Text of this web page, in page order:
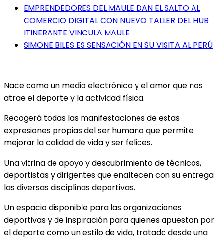
EMPRENDEDORES DEL MAULE DAN EL SALTO AL
COMERCIO DIGITAL CON NUEVO TALLER DEL HUB
ITINERANTE VINCULA MAULE
SIMONE BILES ES SENSACIÓN EN SU VISITA AL PERÚ
Nace como un medio electrónico y el amor que nos
atrae el deporte y la actividad física.
Recogerá todas las manifestaciones de estas
expresiones propias del ser humano que permite
mejorar la calidad de vida y ser felices.
Una vitrina de apoyo y descubrimiento de técnicos,
deportistas y dirigentes que enaltecen con su entrega
las diversas disciplinas deportivas.
Un espacio disponible para las organizaciones
deportivas y de inspiración para quienes apuestan por
el deporte como un estilo de vida, tratado desde una